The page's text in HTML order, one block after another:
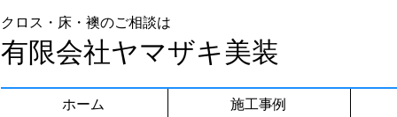
クロス・床・襖のご相談は
有限会社ヤマザキ美装
ホーム 施工事例